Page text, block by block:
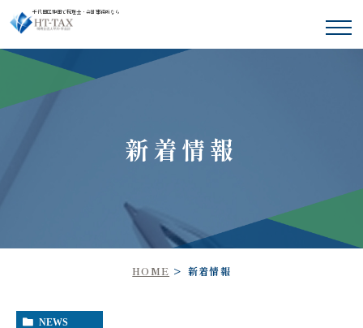
千代田区神田で税理士・会計事務所なら
新着情報
HOME 新着情報
NEWS